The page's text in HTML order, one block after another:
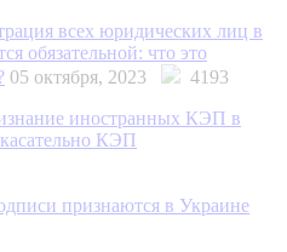
всех юридических лиц в
обязательной: что это
05 октября, 2023
4193
иностранных КЭП в
КЭП
признаются в Украине